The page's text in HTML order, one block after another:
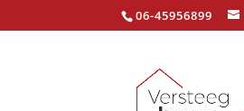
06-45956899